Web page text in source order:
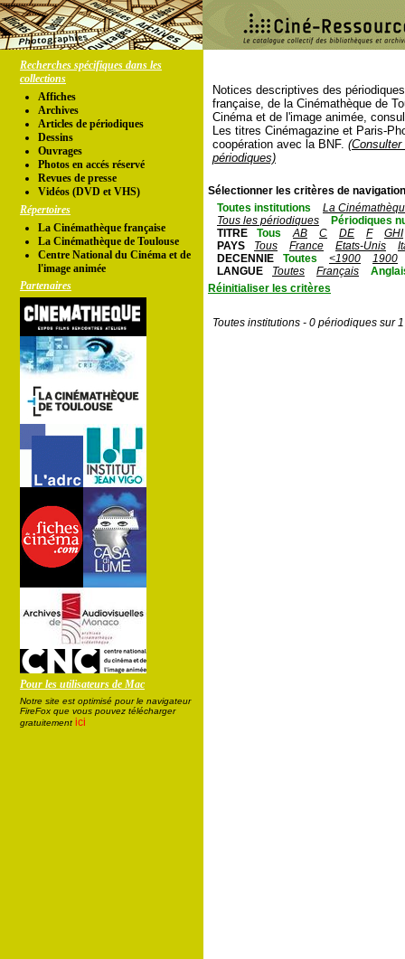
Recherches spécifiques dans les
collections
Affiches
Archives
Articles de périodiques
Dessins
Ouvrages
Photos en accés réservé
Revues de presse
Vidéos (DVD et VHS)
Répertoires
La Cinémathèque française
La Cinémathèque de Toulouse
Centre National du Cinéma et de
l'image animée
Partenaires
Pour les utilisateurs de Mac
Notre site est optimisé pour le navigateur
FireFox que vous pouvez télécharger
gratuitement ici
Notices descriptives des
française, de la Cinémathèque de
Cinéma et de l'image animée,
Les titres Cinémagazine et Paris-
coopération avec la BNF.
périodiques)
Sélectionner les critères de
Toutes institutions
La
Tous les périodiques
Périodiques
TITRE
Tous AB C DE F
GHI
PAYS
Tous France Etats-Unis
DECENNIE
Toutes <1900
1900
LANGUE
Toutes Français
Réinitialiser les critères
Toutes institutions - 0 périodiques sur